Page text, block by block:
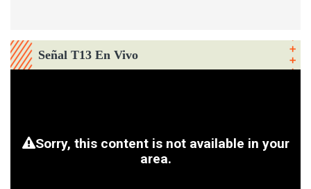
Señal T13 En Vivo